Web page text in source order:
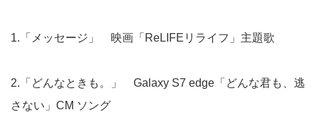
1.「メッセージ」 映画「ReLIFEリライフ」主題歌
2.「どんなときも。」 Galaxy S7 edge「どんな君も、逃
さない」CM ソング